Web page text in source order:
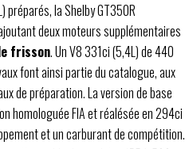
préparés, la Shelby GT350R
deux moteurs supplémentaires
frisson. Un V8 331ci (5,4L) de 440
font ainsi partie du catalogue, aux
de préparation. La version de base
homologuée FIA et réalésée en 294ci
et un carburant de compétition.